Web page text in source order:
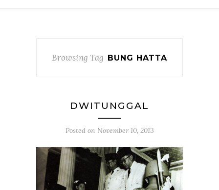
Browsing Tag BUNG HATTA
DWITUNGGAL
Posted on November 10, 2013